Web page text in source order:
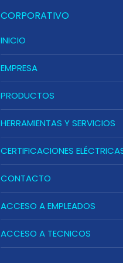
CORPORATIVO
INICIO
EMPRESA
PRODUCTOS
HERRAMIENTAS Y SERVICIOS
CERTIFICACIONES
CONTACTO
ACCESO A EMPLEADOS
ACCESO A TECNICOS